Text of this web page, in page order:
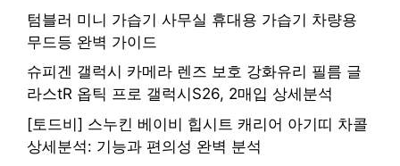
텀블러 미니 가습기 사무실 휴대용 가습기 차량용
무드등 완벽 가이드
슈피겐 갤럭시 카메라 렌즈 보호 강화유리 필름 글
라스tR 옵틱 프로 갤럭시S26, 2매입 상세분석
[토드비] 스누킨 베이비 힙시트 캐리어 아기띠 차콜
상세분석: 기능과 편의성 완벽 분석